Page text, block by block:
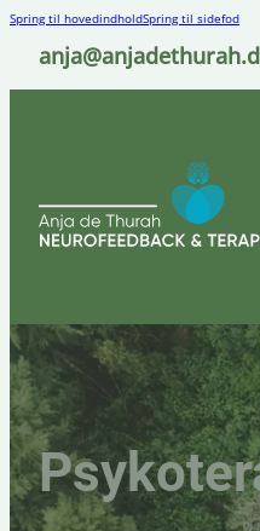
Spring til hovedindholdSpring til sidefod